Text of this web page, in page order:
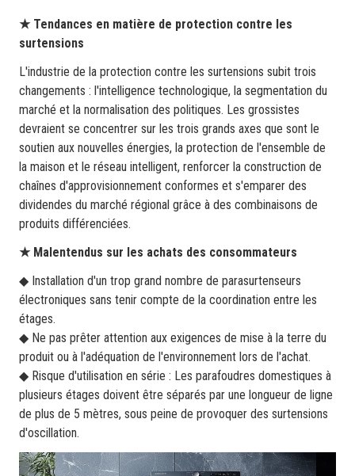
★ Tendances en matière de protection contre les
surtensions
L'industrie de la protection contre les surtensions subit trois
changements : l'intelligence technologique, la segmentation du
marché et la normalisation des politiques. Les grossistes
devraient se concentrer sur les trois grands axes que sont le
soutien aux nouvelles énergies, la protection de l'ensemble de
la maison et le réseau intelligent, renforcer la construction de
chaînes d'approvisionnement conformes et s'emparer des
dividendes du marché régional grâce à des combinaisons de
produits différenciées.
★ Malentendus sur les achats des consommateurs
◆ Installation d'un trop grand nombre de parasurtenseurs
électroniques sans tenir compte de la coordination entre les
étages.
◆ Ne pas prêter attention aux exigences de mise à la terre du
produit ou à l'adéquation de l'environnement lors de l'achat.
◆ Risque d'utilisation en série : Les parafoudres domestiques à
plusieurs étages doivent être séparés par une longueur de ligne
de plus de 5 mètres, sous peine de provoquer des surtensions
d'oscillation.